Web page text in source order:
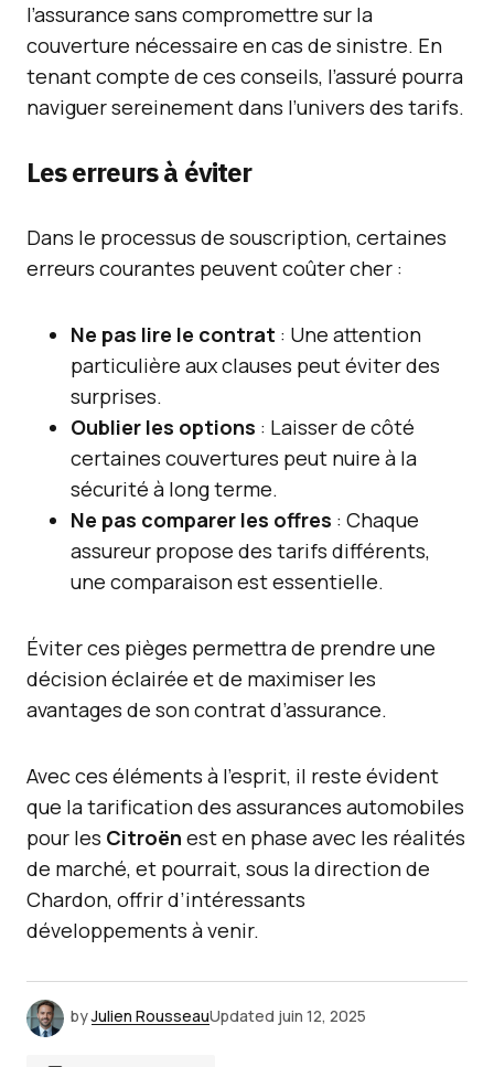
l’assurance sans compromettre sur la
couverture nécessaire en cas de sinistre. En
tenant compte de ces conseils, l’assuré pourra
naviguer sereinement dans l’univers des tarifs.
Les erreurs à éviter
Dans le processus de souscription, certaines
erreurs courantes peuvent coûter cher :
Ne pas lire le contrat : Une attention
particulière aux clauses peut éviter des
surprises.
Oublier les options : Laisser de côté
certaines couvertures peut nuire à la
sécurité à long terme.
Ne pas comparer les offres : Chaque
assureur propose des tarifs différents,
une comparaison est essentielle.
Éviter ces pièges permettra de prendre une
décision éclairée et de maximiser les
avantages de son contrat d’assurance.
Avec ces éléments à l’esprit, il reste évident
que la tarification des assurances automobiles
pour les Citroën est en phase avec les réalités
de marché, et pourrait, sous la direction de
Chardon, offrir d’intéressants
développements à venir.
byJulien RousseauUpdated juin 12, 2025